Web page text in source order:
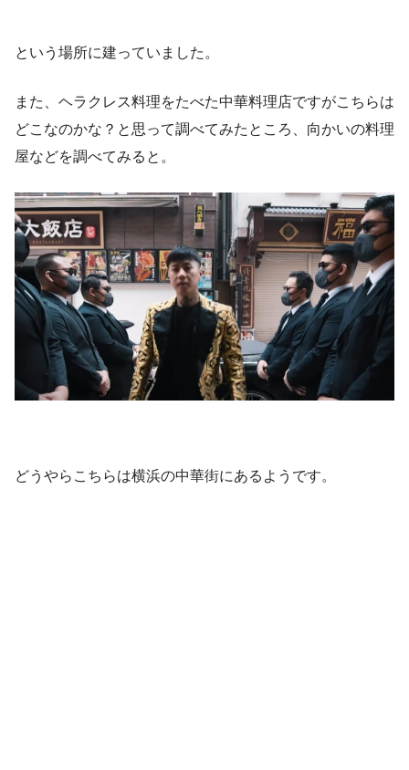
という場所に建っていました。
また、ヘラクレス料理をたべた中華料理店ですがこちらは
どこなのかな？と思って調べてみたところ、向かいの料理
屋などを調べてみると。
どうやらこちらは横浜の中華街にあるようです。